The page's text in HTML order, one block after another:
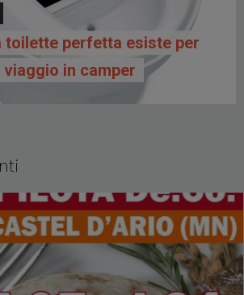
toilette perfetta esiste per
in camper